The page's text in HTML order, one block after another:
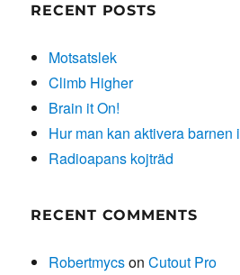
RECENT POSTS
Motsatslek
Climb Higher
Brain it On!
Hur man kan aktivera barnen
Radioapans kojträd
RECENT COMMENTS
RobertmycsonCutout Pro